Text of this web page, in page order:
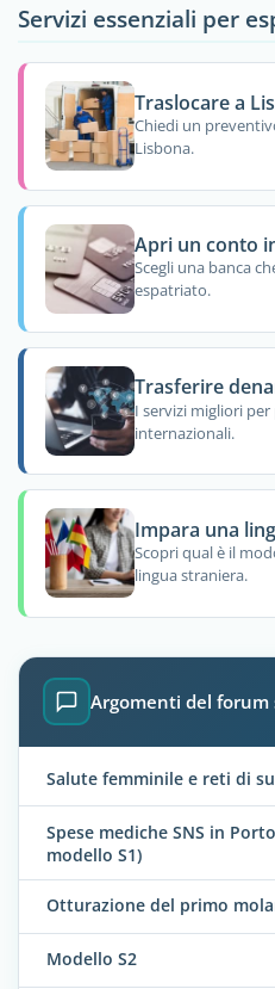
Servizi essenziali per
Traslocare a
Chiedi un
Lisbona.
Apri un conto
Scegli una banca
espatriato.
Trasferire
I servizi migliori
internazionali.
Impara una
Scopri qual è il
lingua straniera.
Argomenti del forum
Salute femminile e reti di
Spese mediche SNS in
modello S1)
Otturazione del primo
Modello S2